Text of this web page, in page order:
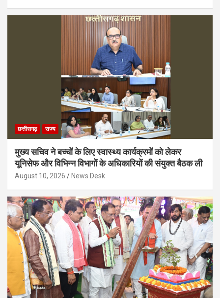
छत्तीसगढ़ राज्य
मुख्य सचिव ने बच्चों के लिए स्वास्थ्य कार्यक्रमों को लेकर
यूनिसेफ और विभिन्न विभागों के अधिकारियों की संयुक्त बैठक ली
August 10, 2026 News Desk